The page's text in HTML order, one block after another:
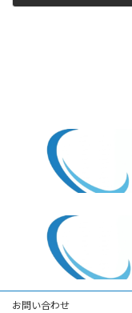
お問い合わせ